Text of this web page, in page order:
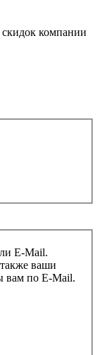
скидок компании
E-Mail.
ваши
вам по E-Mail.